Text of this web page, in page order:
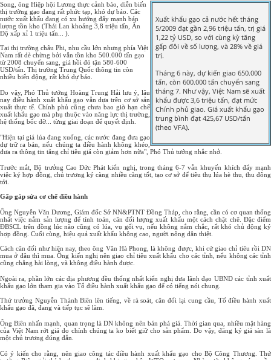
Xuất khẩu gạo cả nước hết tháng
5/2009 đạt gần 2,96 triệu tấn, trị giá
1,22 tỷ USD, so với cùng kỳ tăng
gấp đôi về số lượng, và 28% về giá
trị.
Tháng 6 này, dự kiến giao 650.000
tấn, còn 600.000 tấn chuyển sang
tháng 7. Như vậy, Việt Nam sẽ xuất
khẩu được 3,6 triệu tấn, đạt mức
Chính phủ giao. Giá xuất khẩu gạo
trung bình đạt 425,67 USD/tấn
(theo VFA).
Song, ông Hiệp hội Lương thực cảnh báo, diễn biến
thị trường gạo đang rất phức tạp, khó dự báo. Các
nước xuất khẩu đang có xu hướng đẩy mạnh bán
lượng tồn kho (Thái Lan khoảng 3,8 triệu tấn, Ấn
Độ xấp xỉ 1 triệu tấn... ).
Tại thị trường châu Phi, nhu cầu lớn nhưng phía Việt
Nam rất dè chừng bởi vẫn tồn kho 500.000 tấn gạo
từ 2008 chuyển sang, giá hồi đó tận 580-600
USD/tấn. Thị trường Trung Quốc thông tin còn
nhiều biến động, rất khó dự báo.
Do vậy, Phó Thủ tướng Hoàng Trung Hải lưu ý, lâu
nay điều hành xuất khẩu gạo vẫn dựa trên cơ sở sản
xuất thực tế. Chính phủ cũng chưa bao giờ hạn chế
xuất khẩu gạo mà phụ thuộc vào năng lực thị trường,
hệ thống bốc dỡ... từng giai đoạn để quyết định.
"Hiện tại giá lúa đang xuống, các nước đang đưa gạo
dự trữ ra bán, nếu chúng ta điều hành không khéo,
đưa ra thông tin tăng chỉ tiêu giá còn giảm hơn nữa", Phó Thủ tướng nhắc nhở.
Trước mắt, Bộ trưởng Cao Đức Phát kiến nghị, trong tháng 6-7 vẫn khuyến khích đẩy mạnh
việc ký hợp đồng, chủ trương ký càng nhiều càng tốt, tạo cơ sở để tiêu thụ lúa hè thu, thu đông
tới.
Gấp gáp sửa cơ chế điều hành
Ông Nguyễn Văn Dương, Giám đốc Sở NN&PTNT Đồng Tháp, cho rằng, cần có cơ quan thống
nhất việc nắm sản lượng để tính toán, cân đối lượng xuất khẩu một cách chặt chẽ. Đặc điểm
ĐBSCL trên đồng lúc nào cũng có lúa, vụ gối vụ, nếu không nắm chắc, rất khó chủ động ký
hợp đồng. Cuối cùng, hiệu quả xuất khẩu không cao, người nông dân thiệt.
Cách cân đối như hiện nay, theo ông Văn Hà Phong, là không được, khi cứ giao chỉ tiêu rồi DN
mua ở đâu thì mua. Ông kiến nghị nên giao chỉ tiêu xuất khẩu cho các tỉnh, nếu không các tỉnh
cũng chẳng hài lòng, và không điều hành được.
Ngoài ra, phần lớn các địa phương đều thống nhất kiến nghị đưa lãnh đạo UBND các tỉnh xuất
khẩu gạo lớn tham gia vào Tổ điều hành xuất khẩu gạo để có tiếng nói chung.
Thứ trưởng Nguyễn Thành Biên lên tiếng, về rà soát, cân đối lại cung cầu, Tổ điều hành xuất
khẩu gạo đã, đang và tiếp tục sẽ làm.
Ông Biên nhấn mạnh, quan trọng là DN không nên bán phá giá. Thời gian qua, nhiều mặt hàng
của Việt Nam rớt giá do chính chúng ta ko biết giữ cho sản phẩm. Do vậy, đăng ký giá sàn là
một chủ trương đúng đắn.
Có ý kiến cho rằng, nên giao công tác điều hành xuất khẩu gạo cho Bộ Công Thương. Thứ